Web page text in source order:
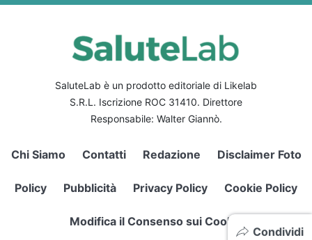
Condividi
SaluteLab è un prodotto editoriale di Likelab
S.R.L. Iscrizione ROC 31410. Direttore
Responsabile: Walter Giannò.
Chi Siamo Contatti Redazione Disclaimer Foto
Policy Pubblicità Privacy Policy Cookie Policy
Modifica il Consenso sui Cookie